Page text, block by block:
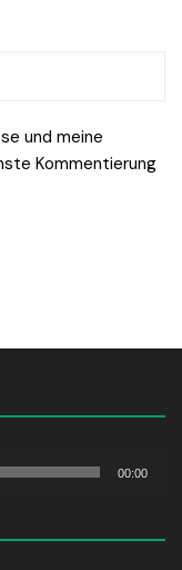
und meine
Kommentierung
00:00